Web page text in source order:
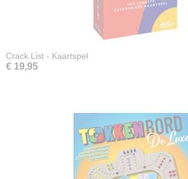
Crack List - Kaartspel
€ 19,95